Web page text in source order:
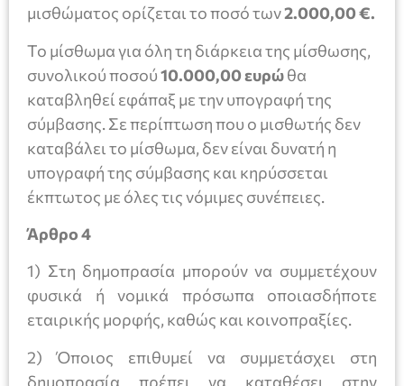
μισθώματος ορίζεται το ποσό των2.000,00 €.
Το μίσθωμα για όλη τη διάρκεια της μίσθωσης,
συνολικού ποσού10.000,00ευρώθα
καταβληθεί εφάπαξ με την υπογραφή της
σύμβασης. Σε περίπτωση που ο μισθωτής δεν
καταβάλει το μίσθωμα, δεν είναι δυνατή η
υπογραφή της σύμβασης και κηρύσσεται
έκπτωτος με όλες τις νόμιμες συνέπειες.
Άρθρο 4
1) Στη δημοπρασία μπορούν να συμμετέχουν
φυσικά ή νομικά πρόσωπα οποιασδήποτε
εταιρικής μορφής, καθώς και κοινοπραξίες.
2) Όποιος επιθυμεί να συμμετάσχει στη
δημοπρασία πρέπει να καταθέσει στην